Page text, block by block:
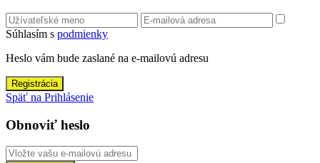
Súhlasím s podmienky
Heslo vám bude zaslané na e-mailovú adresu
Registrácia
Späť na Prihlásenie
Obnoviť heslo